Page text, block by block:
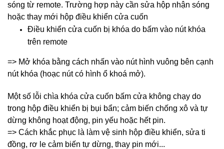
sóng từ remote. Trường hợp này cần sửa hộp nhận sóng
hoặc thay mới hộp điều khiển cửa cuốn
Điều khiển cửa cuốn bị khóa do bấm vào nút khóa
trên remote
=> Mở khóa bằng cách nhấn vào nút hình vuông bên cạnh
nút khóa (hoạc nút có hình ổ khoá mở).
Một số lỗi chìa khóa cửa cuốn bấm cửa không chạy do
trong hộp điều khiển bị bụi bẩn; cảm biến chống xô và tự
dừng không hoạt động, pin yếu hoặc hết pin.
=> Cách khắc phục là làm vệ sinh hộp điều khiển, sửa ti
đồng, rơ le cảm biến tự dừng, thay pin mới...